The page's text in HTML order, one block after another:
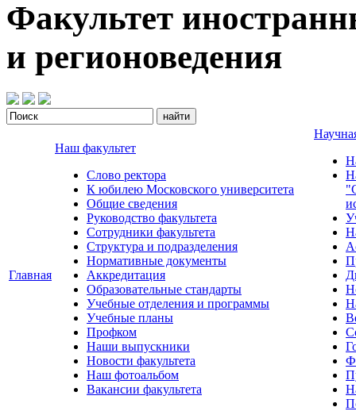
Факультет
и регионоведения
Главная
Наш факультет
Слово ректора
К юбилею Московского университета
Общие сведения
Руководство факультета
Сотрудники факультета
Структура и подразделения
Нормативные документы
Аккредитация
Образовательные стандарты
Учебные отделения и программы
Учебные планы
Профком
Наши выпускники
Новости факультета
Наш фотоальбом
Вакансии факультета